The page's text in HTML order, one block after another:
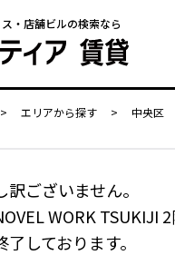
・店舗ビルの検索なら
> エリアから探す > 中央区
訳ございません。
WORK TSUKIJI
了しております。